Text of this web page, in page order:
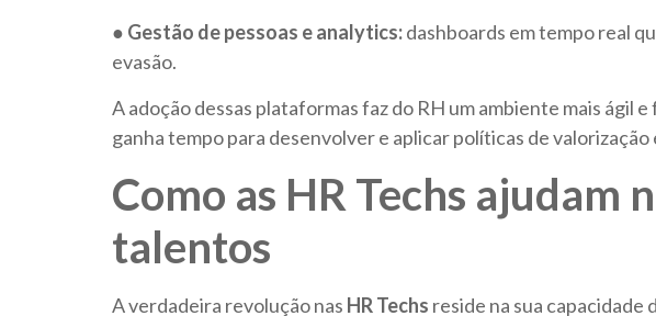
● Gestão de pessoas e analytics:dashboards em tempo real
evasão.
A adoção dessas plataformas faz do RH um ambiente mais
ganha tempo para desenvolver e aplicar políticas de valorização
Como as HR Techs ajudam
talentos
A verdadeira revolução nas HR Techs reside na sua